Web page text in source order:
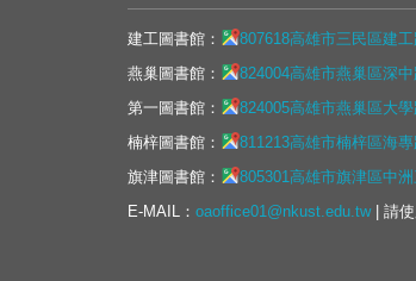
建工圖書館： 807618高雄市三民區建
燕巢圖書館：
824004高雄市燕巢區深
第一圖書館：
824005高雄市燕巢區大
楠梓圖書館：
811213高雄市楠梓區海
旗津圖書館：
805301高雄市旗津區中
E-MAIL： oaoffice01@nkust.edu.tw| 請使